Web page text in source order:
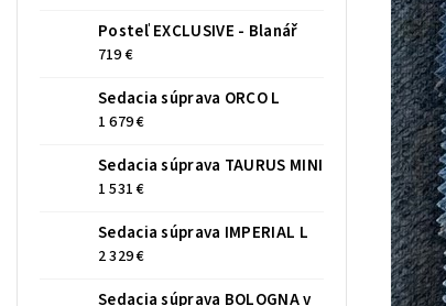
Posteľ EXCLUSIVE - Blanář
719 €
Sedacia súprava ORCO L
1 679 €
Sedacia súprava TAURUS MINI
1 531 €
Sedacia súprava IMPERIAL L
2 329 €
Sedacia súprava BOLOGNA v